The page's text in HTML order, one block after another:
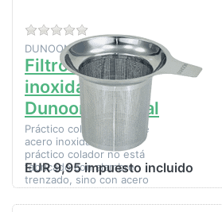
DUNOON CERAMICS LTD
Filtro de acero
inoxidable
Dunoon Original
Práctico colador de té de
acero inoxidable. Este
práctico colador no está
fabricado con alambre
trenzado, sino con acero
inoxidable perforado, lo que
puede res…
EUR 9,95 impuesto incluido